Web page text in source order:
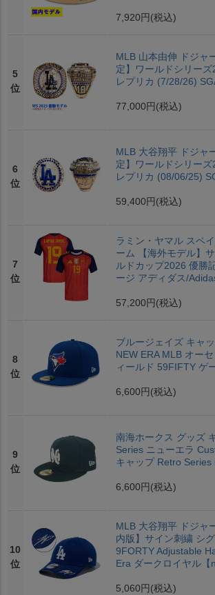
7,920円 (税込)
5
位
MLB 山本由伸 ドジャ
定】ワールドシリー
レプリカ (7/28/26)
77,000円 (税込)
6
位
MLB 大谷翔平 ドジャ
定】ワールドシリー
レプリカ (08/06/25)
59,400円 (税込)
7
位
ラミン・ヤマル スペ
ーム 【海外モデル】
ルドカップ2026 優勝
ージ アディダス/
57,200円 (税込)
8
位
ブルージェイズ キャ
NEW ERA MLB オー
ィールド 59FIFTY ゲ
6,600円 (税込)
9
位
南海ホークス グッズ
Series ニューエラ
キャップ Retro Series
6,600円 (税込)
10
位
MLB 大谷翔平 ドジャ
内版】サイン刺繍 シ
9FORTY Adjustable
Era ダークロイヤル【
5,060円 (税込)